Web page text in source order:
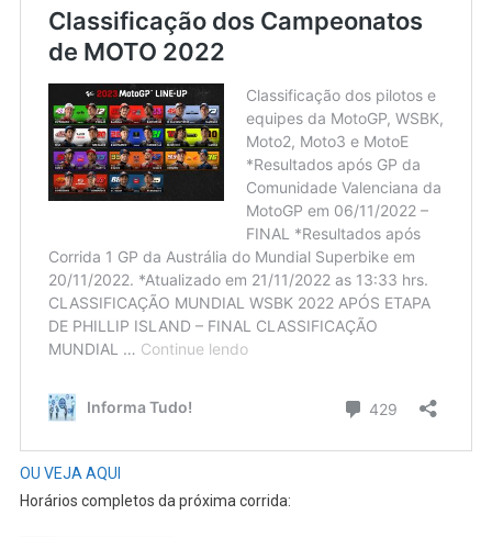
OU VEJA AQUI
Horários completos da próxima corrida: